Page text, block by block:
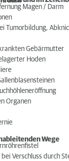
Magen / Darm
Tumorbildung,
Gebärmutter
Hoden
Organen
Wege
Verschluss durch